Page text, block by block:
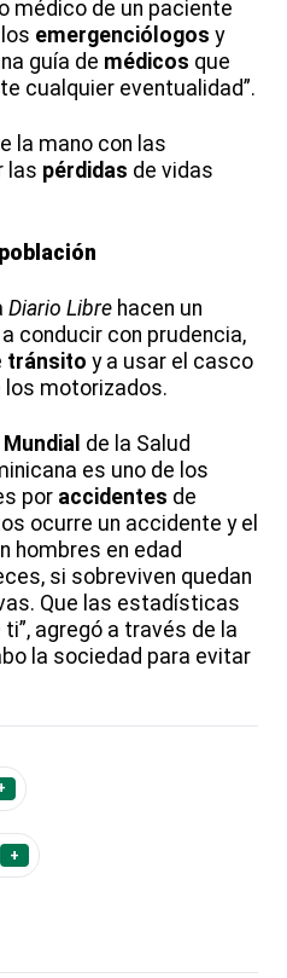
médico de un paciente
emergenciólogos y
guía de médicos que
cualquier eventualidad”.
la mano con las
las pérdidas de vidas
población
Diario Libre hacen un
a conducir con prudencia,
tránsito y a usar el casco
los motorizados.
Mundial de la Salud
es uno de los
por accidentes de
ocurre un accidente y el
hombres en edad
si sobreviven quedan
Que las estadísticas
agregó a través de la
la sociedad para evitar
+